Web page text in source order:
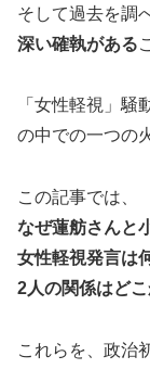
そして過去を調
深い確執がある
「女性軽視」
の中での一つの
この記事では、
なぜ蓮舫さんと
女性軽視発言は
2人の関係はど
これらを、政治